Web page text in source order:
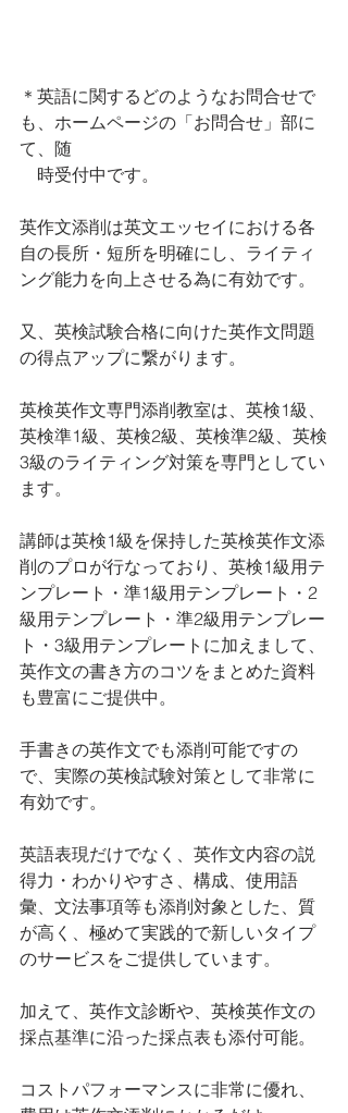
＊英語に関するどのようなお問合せで
も、ホームページの「お問合せ」部に
て、随
時受付中です。
英作文添削は英文エッセイにおける各
自の長所・短所を明確にし、ライティ
ング能力を向上させる為に有効です。
又、英検試験合格に向けた英作文問題
の得点アップに繋がります。
英検英作文専門添削教室は、英検1級、
英検準1級、英検2級、英検準2級、英検
3級のライティング対策を専門としてい
ます。
講師は英検1級を保持した英検英作文添
削のプロが行なっており、英検1級用テ
ンプレート・準1級用テンプレート・2
級用テンプレート・準2級用テンプレー
ト・3級用テンプレートに加えまして、
英作文の書き方のコツをまとめた資料
も豊富にご提供中。
手書きの英作文でも添削可能ですの
で、実際の英検試験対策として非常に
有効です。
英語表現だけでなく、英作文内容の説
得力・わかりやすさ、構成、使用語
彙、文法事項等も添削対象とした、質
が高く、極めて実践的で新しいタイプ
のサービスをご提供しています。
加えて、英作文診断や、英検英作文の
採点基準に沿った採点表も添付可能。
コストパフォーマンスに非常に優れ、